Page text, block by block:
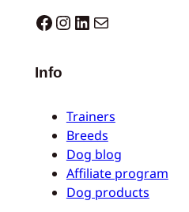
Dogo facebook InstagramLinkedIn E-Mail
Info
Trainers
Breeds
Dog blog
Affiliate program
Dog products